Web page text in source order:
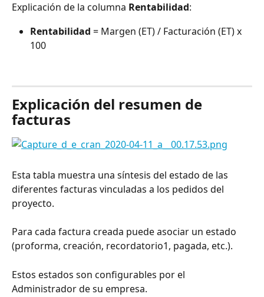
Explicación de la columna Rentabilidad:
Rentabilidad = Margen (ET) / Facturación (ET) x
100
Explicación del resumen de
facturas
Esta tabla muestra una síntesis del estado de las
diferentes facturas vinculadas a los pedidos del
proyecto.
Para cada factura creada puede asociar un estado
(proforma, creación, recordatorio1, pagada, etc.).
Estos estados son configurables por el
Administrador de su empresa.